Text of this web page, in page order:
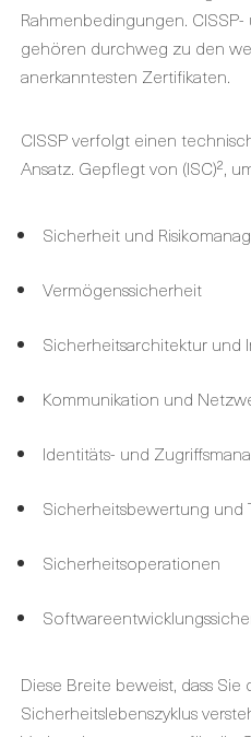
Rahmenbedingungen.
gehören durchweg zu den
anerkanntesten Zertifikaten.
CISSP verfolgt einen
Ansatz. Gepflegt von (ISC)²,
Sicherheit und
Vermögenssicherheit
Sicherheitsarchitektur und
Kommunikation und
Identitäts- und
Sicherheitsbewertung und
Sicherheitsoperationen
Diese Breite beweist, dass Sie
Sicherheitslebenszyklus